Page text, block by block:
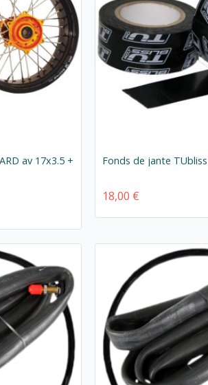
av 17x3.5 +
Fonds de jante
18,00 €